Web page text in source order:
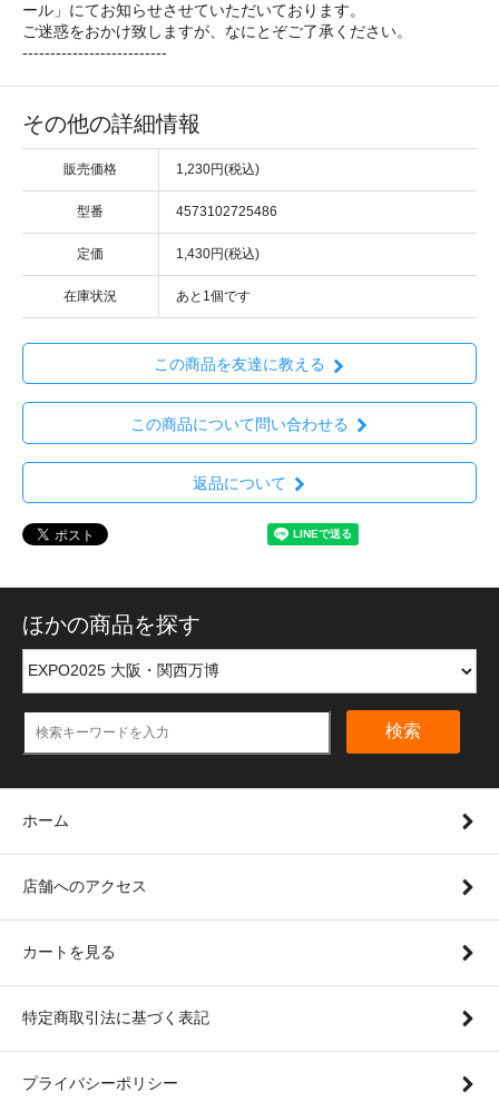
ール」にてお知らせさせていただいております。
ご迷惑をおかけ致しますが、なにとぞご了承ください。
--------------------------
その他の詳細情報
販売価格 1,230円(税込)
型番 4573102725486
定価 1,430円(税込)
在庫状況 あと1個です
この商品を友達に教える
この商品について問い合わせる
返品について
ほかの商品を探す
検索
ホーム
店舗へのアクセス
カートを見る
特定商取引法に基づく表記
プライバシーポリシー